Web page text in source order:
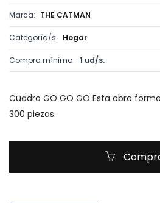
Marca: THE CATMAN
Categoría/s: Hogar
Compra mínima: 1 ud/s.
Cuadro GO GO GO Esta obra
300 piezas.